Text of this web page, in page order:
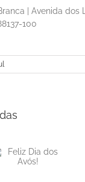
| Avenida dos
100
Informe